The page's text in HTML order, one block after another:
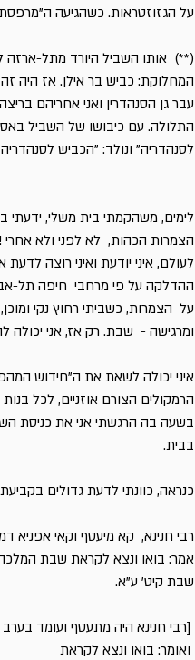
על הגזוזטראות. כשהגיעה
(**) אותו השביל היורד מתל-ארזה
המחלוקת: כביש בר אילן. אז היה
עבר גן הסנהדרין ואני אחריהם
התלולה. עם כיבושו של השביל
לסנהדריה" ונולד: "הכביש
לימים, משהקמתי בית משלי,
הצמרות הכהות, לא לפני ולא אחרי !
לעולם, איני יודעת ואיני רוצה
ההדלקה על פי מרחבי חיפה תל-
על הצמרות, כשביתי רחוץ נקי
ומרגישה - שבת. רק אז, אני
איני יכולה לשאת את ה"חידוש
הרמקולים הצורם אוזניים, לכל
בשעה בה הרגשתי אני את כניסת
בבית.
כנראה, כוונתי לדעת גדולים
רבי חנינא, קא מיעטף וקאי אפניא
אמר: בואו ונצא לקראת שבת
שבת קיט' ע"א.
[רבי חנינא היה מתעטף ועומד
ואומר: בואו ונצא לקראת